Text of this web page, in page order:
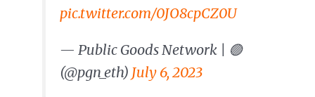
pic.twitter.com/0JO8cpCZ0U
— Public Goods Network | 🟢
(@pgn_eth) July 6, 2023